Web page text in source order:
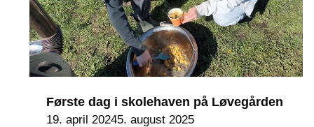
s
k
o
l
e
h
a
Første dag i skolehaven på Løvegården
19. april 20245. august 2025